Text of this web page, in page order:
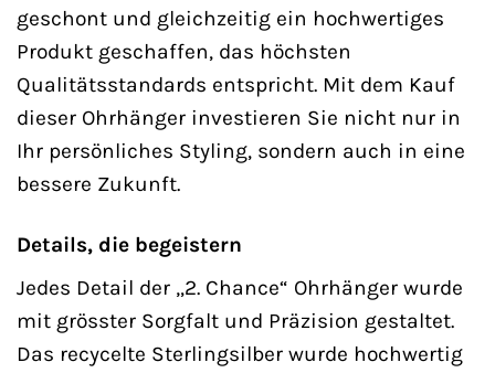
geschont und gleichzeitig ein hochwertiges
Produkt geschaffen, das höchsten
Qualitätsstandards entspricht. Mit dem Kauf
dieser Ohrhänger investieren Sie nicht nur in
Ihr persönliches Styling, sondern auch in eine
bessere Zukunft.
Details, die begeistern
Jedes Detail der „2. Chance“ Ohrhänger wurde
mit grösster Sorgfalt und Präzision gestaltet.
Das recycelte Sterlingsilber wurde hochwertig